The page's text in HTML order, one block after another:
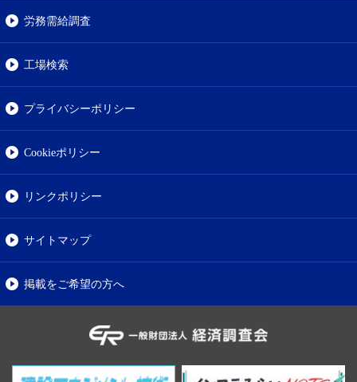
労務需給調査
工場検索
プライバシーポリシー
Cookieポリシー
リンクポリシー
サイトマップ
掲載をご希望の方へ